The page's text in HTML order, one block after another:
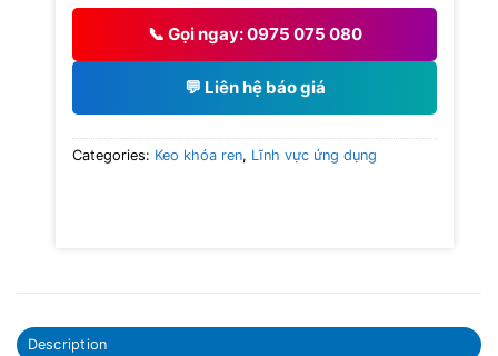
📞 Gọi ngay: 0975 075 080
💬 Liên hệ báo giá
Categories: Keo khóa ren, Lĩnh vực ứng dụng
Description